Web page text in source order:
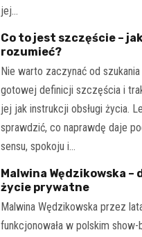
jej…
Co to jest szczęście –
rozumieć?
Nie warto zaczynać od
gotowej definicji szczęścia i
jej jak instrukcji obsługi życia.
sprawdzić, co naprawdę daje
sensu, spokoju i…
Malwina Wędzikowska –
życie prywatne
Malwina Wędzikowska przez
funkcjonowała w polskim show-